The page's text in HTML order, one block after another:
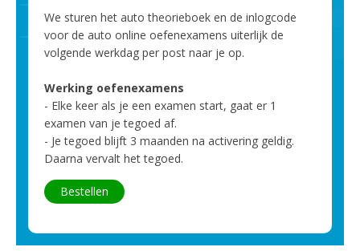
We sturen het auto theorieboek en de inlogcode
voor de auto online oefenexamens uiterlijk de
volgende werkdag per post naar je op.
Werking oefenexamens
- Elke keer als je een examen start, gaat er 1
examen van je tegoed af.
- Je tegoed blijft 3 maanden na activering geldig.
Daarna vervalt het tegoed.
Bestellen